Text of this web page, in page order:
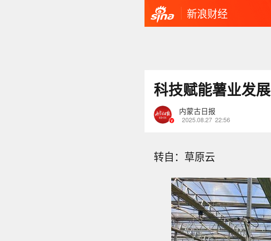
新浪财经
科技赋能薯业发展
内蒙古日报
2025.08.27 22:56
转自：草原云